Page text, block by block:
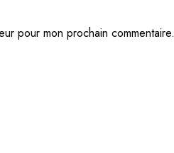
pour mon prochain commentaire.